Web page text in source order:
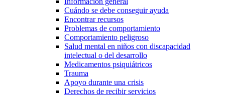
Cuándo se debe conseguir ayuda
Encontrar recursos
Problemas de comportamiento
Comportamiento peligroso
Salud mental en niños con discapacidad
intelectual o del desarrollo
Medicamentos psiquiátricos
Trauma
Apoyo durante una crisis
Derechos de recibir servicios